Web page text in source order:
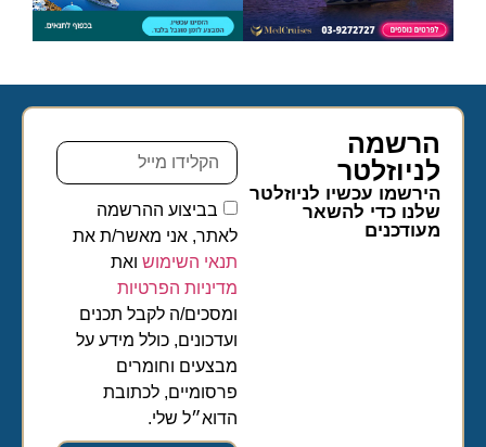
הרשמה
לניוזלטר​
הירשמו עכשיו לניוזלטר
שלנו כדי להשאר
מעודכנים
בביצוע ההרשמה
לאתר, אני מאשר/ת את
תנאי השימושואת
מדיניות הפרטיות
ומסכים/ה לקבל תכנים
ועדכונים, כולל מידע על
מבצעים וחומרים
פרסומיים, לכתובת
הדוא״ל שלי.